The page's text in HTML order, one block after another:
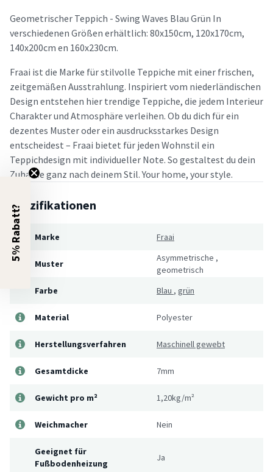
Geometrischer Teppich - Swing Waves Blau Grün In
verschiedenen Größen erhältlich: 80x150cm, 120x170cm,
140x200cm en 160x230cm.
Fraai ist die Marke für stilvolle Teppiche mit einer frischen,
zeitgemäßen Ausstrahlung. Inspiriert vom niederländischen
Design entstehen hier trendige Teppiche, die jedem Interieur
Charakter und Atmosphäre verleihen. Ob du dich für ein
dezentes Muster oder ein ausdrucksstarkes Design
entscheidest – Fraai bietet für jeden Wohnstil ein
Teppichdesign mit individueller Note. So gestaltest du dein
Zuhause ganz nach deinem Stil. Your home, your style.
Spezifikationen
Marke Fraai
Muster
Asymmetrische ,
geometrisch
Farbe
Blau , grün
Material Polyester
Herstellungsverfahren Maschinell gewebt
Gesamtdicke 7mm
Gewicht pro m² 1,20kg/m²
Weichmacher Nein
Geeignet für
Fußbodenheizung
Ja
5% Rabatt?